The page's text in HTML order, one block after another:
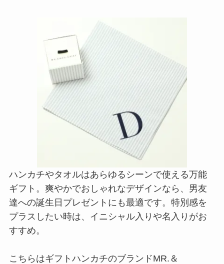
ハンカチやタオルはあらゆるシーンで使える万能
ギフト。爽やかでおしゃれなデザインなら、男友
達への誕生日プレゼントにも最適です。特別感を
プラスしたい時は、イニシャル入りや名入りがお
すすめ。
こちらはギフトハンカチのブランドMR.＆